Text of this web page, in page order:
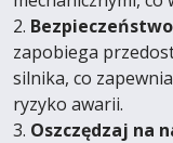
2.
zapobiega
silnika, co
ryzyko awarii.
3. Oszczędzaj na